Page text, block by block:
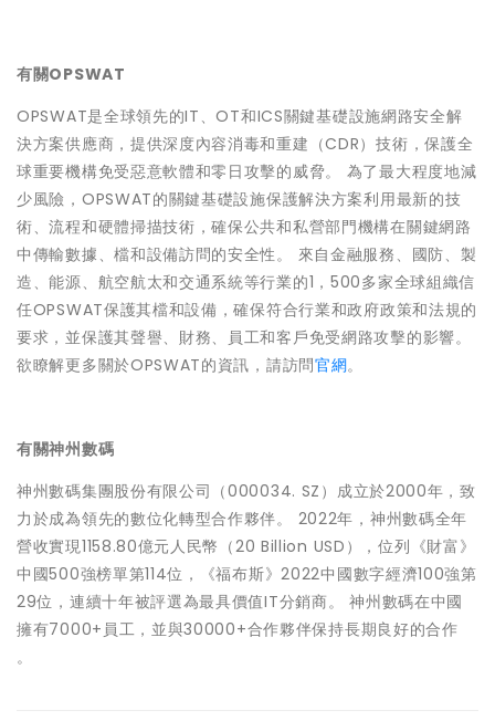
有關OPSWAT
OPSWAT是全球領先的IT、OT和ICS關鍵基礎設施網路安全解
決方案供應商，提供深度內容消毒和重建（CDR）技術，保護全
球重要機構免受惡意軟體和零日攻擊的威脅。 為了最大程度地減
少風險，OPSWAT的關鍵基礎設施保護解決方案利用最新的技
術、流程和硬體掃描技術，確保公共和私營部門機構在關鍵網路
中傳輸數據、檔和設備訪問的安全性。 來自金融服務、國防、製
造、能源、航空航太和交通系統等行業的1，500多家全球組織信
任OPSWAT保護其檔和設備，確保符合行業和政府政策和法規的
要求，並保護其聲譽、財務、員工和客戶免受網路攻擊的影響。
欲瞭解更多關於OPSWAT的資訊，請訪問官網。
有關神州數碼
神州數碼集團股份有限公司（000034. SZ）成立於2000年，致
力於成為領先的數位化轉型合作夥伴。 2022年，神州數碼全年
營收實現1158.80億元人民幣（20 Billion USD），位列《財富》
中國500強榜單第114位，《福布斯》2022中國數字經濟100強第
29位，連續十年被評選為最具價值IT分銷商。 神州數碼在中國
擁有7000+員工，並與30000+合作夥伴保持長期良好的合作
。